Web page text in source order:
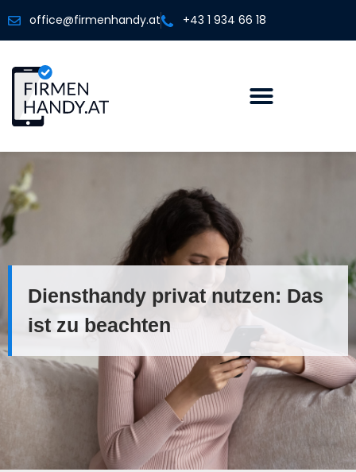
office@firmenhandy.at +43 1 934 66 18
Diensthandy privat nutzen: Das
ist zu beachten